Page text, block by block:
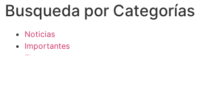
Busqueda por Categorías
Noticias
Importantes
Flyers